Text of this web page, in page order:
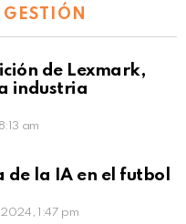
GESTIÓN
de Lexmark,
industria
am
de la IA en el futbol
1:47 pm